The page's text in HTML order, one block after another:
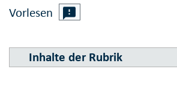
Vorlesen
Inhalte der Rubrik